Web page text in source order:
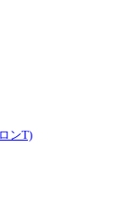
ンT)